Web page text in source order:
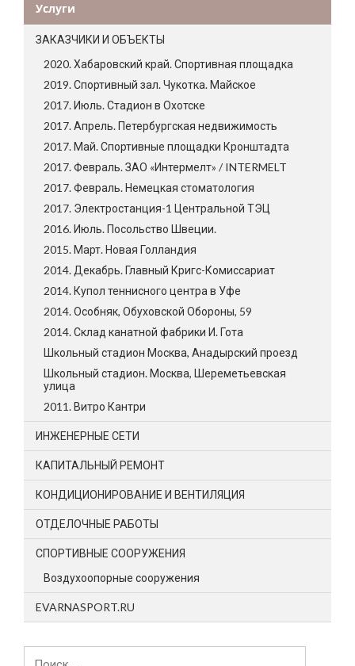
Услуги
ЗАКАЗЧИКИ И ОБЪЕКТЫ
2020. Хабаровский край. Спортивная площадка
2019. Спортивный зал. Чукотка. Майское
2017. Июль. Стадион в Охотске
2017. Апрель. Петербургская недвижимость
2017. Май. Спортивные площадки Кронштадта
2017. Февраль. ЗАО «Интермелт» / INTERMELT
2017. Февраль. Немецкая стоматология
2017. Электростанция-1 Центральной ТЭЦ
2016. Июль. Посольство Швеции.
2015. Март. Новая Голландия
2014. Декабрь. Главный Кригс-Комиссариат
2014. Купол теннисного центра в Уфе
2014. Особняк, Обуховской Обороны, 59
2014. Склад канатной фабрики И. Гота
Школьный стадион Москва, Анадырский проезд
Школьный стадион. Москва, Шереметьевская
улица
2011. Витро Кантри
ИНЖЕНЕРНЫЕ СЕТИ
КАПИТАЛЬНЫЙ РЕМОНТ
КОНДИЦИОНИРОВАНИЕ И ВЕНТИЛЯЦИЯ
ОТДЕЛОЧНЫЕ РАБОТЫ
СПОРТИВНЫЕ СООРУЖЕНИЯ
Воздухоопорные сооружения
EVARNASPORT.RU
Найти: